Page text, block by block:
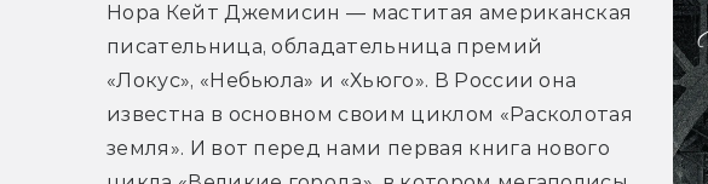
Нора Кейт Джемисин — маститая американская
писательница, обладательница премий
«Локус», «Небьюла» и «Хьюго». В России она
известна в основном своим циклом «Расколотая
земля». И вот перед нами первая книга нового